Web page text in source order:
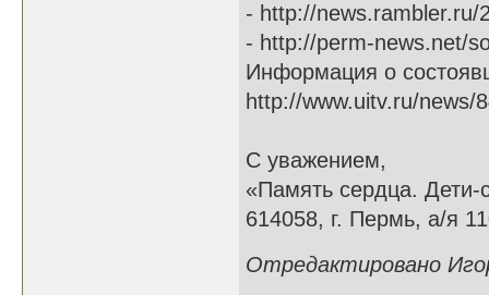
- http://news.rambler.ru/
- http://perm-news.net/
Информация о
http://www.uitv.ru/news/
С уважением,
«Память сердца. Дети-
614058, г. Пермь, а/я
Отредактировано